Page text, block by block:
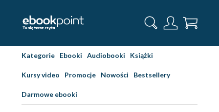
Kategorie Ebooki Audiobooki Książki
Kursy video Promocje Nowości Bestsellery
Darmowe ebooki